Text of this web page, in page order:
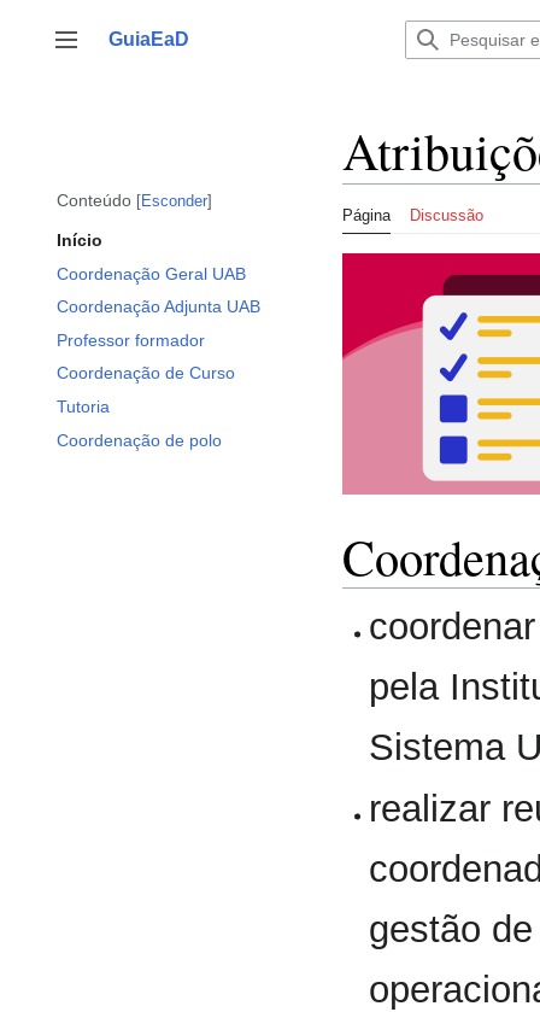
para
Alternar barra lateral
GuiaEaD
Conteúdo Esconder
Início
Coordenação Geral UAB
Coordenação Adjunta UAB
Professor formador
Coordenação de Curso
Tutoria
Coordenação de polo
Página Discussão
pela
Sistema
realizar
gestão